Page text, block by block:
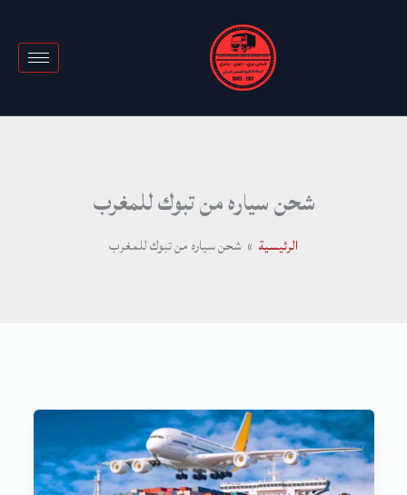
شحن سياره من تبوك للمغرب
الرئيسية شحن سياره من تبوك للمغرب